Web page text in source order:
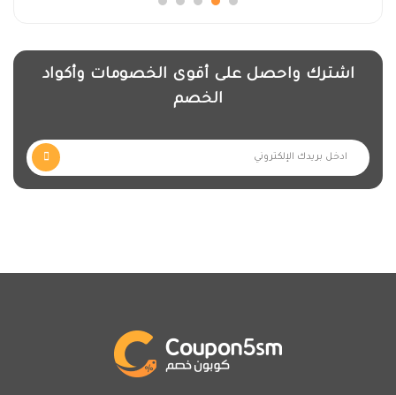
اشترك واحصل على أقوى الخصومات وأكواد
الخصم